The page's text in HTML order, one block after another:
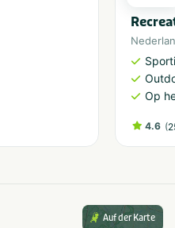
Op
4.6 (
Auf der Karte